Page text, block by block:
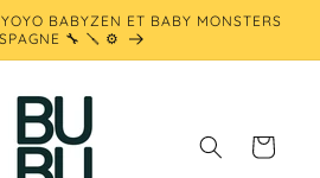
BABYZEN ET BABY MONSTERS
🔧 🪛 ⚙️
Panier